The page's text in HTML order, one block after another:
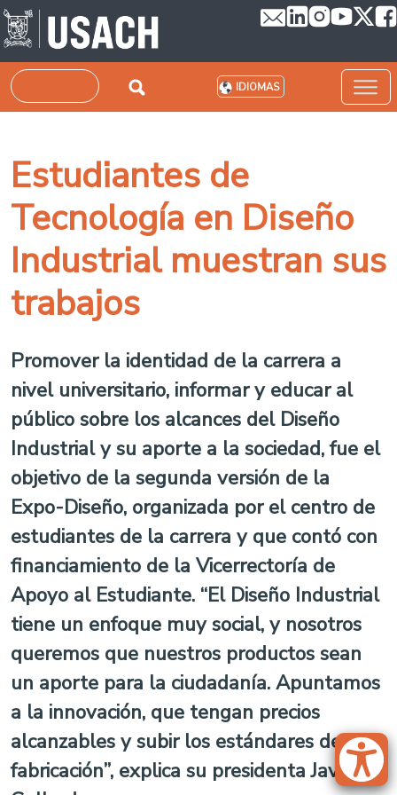
Pasar al contenido principal
Buscar IDIOMAS
Estudiantes de
Tecnología en Diseño
Industrial muestran sus
trabajos
Promover la identidad de la carrera a
nivel universitario, informar y educar al
público sobre los alcances del Diseño
Industrial y su aporte a la sociedad, fue el
objetivo de la segunda versión de la
Expo-Diseño, organizada por el centro de
estudiantes de la carrera y que contó con
financiamiento de la Vicerrectoría de
Apoyo al Estudiante. “El Diseño Industrial
tiene un enfoque muy social, y nosotros
queremos que nuestros productos sean
un aporte para la ciudadanía. Apuntamos
a la innovación, que tengan precios
alcanzables y subir los estándares de
fabricación”, explica su presidenta Javiera